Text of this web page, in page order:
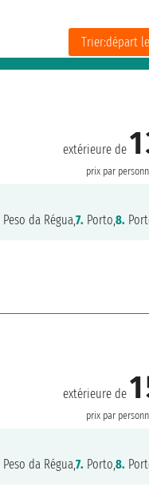
Trier:départ
extérieure de
prix par
Peso da Régua,7. Porto,8.
extérieure de
prix par
Peso da Régua,7. Porto,8.